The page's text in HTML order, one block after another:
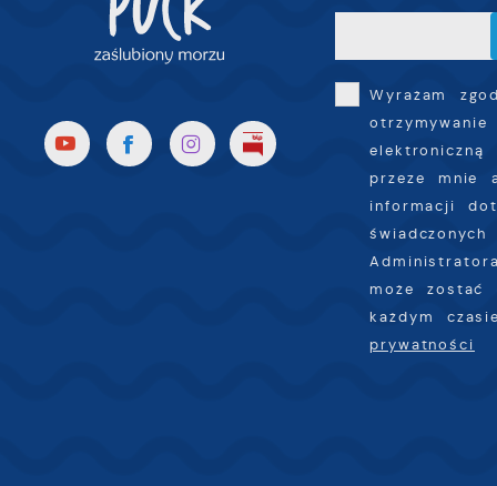
Wyrażam
otrzymywanie
elektroniczną
przeze mnie
informacji
świadczonych
może zostać
każdym
prywatności